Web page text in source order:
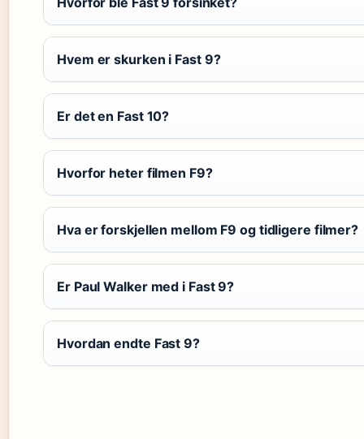
Hvem er skurken i Fast 9?
Er det en Fast 10?
Hvorfor heter filmen F9?
Hva er forskjellen mellom F9 og tidligere filmer?
Er Paul Walker med i Fast 9?
Hvordan endte Fast 9?